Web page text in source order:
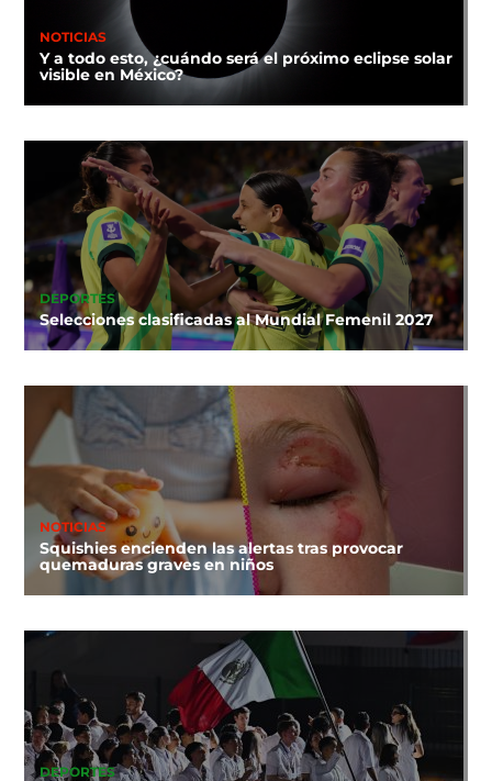
NOTICIAS
Y a todo esto, ¿cuándo será el próximo eclipse solar
visible en México?
DEPORTES
Selecciones clasificadas al Mundial Femenil 2027
NOTICIAS
Squishies encienden las alertas tras provocar
quemaduras graves en niños
DEPORTES